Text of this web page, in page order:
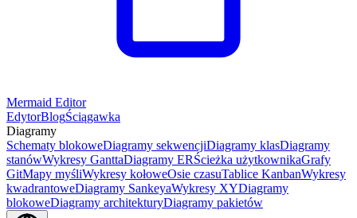
Mermaid Editor
EdytorBlogŚciągawka
Diagramy
Schematy blokoweDiagramy sekwencjiDiagramy klasDiagramy
stanówWykresy GanttaDiagramy ERŚcieżka użytkownikaGrafy
GitMapy myśliWykresy kołoweOsie czasuTablice KanbanWykresy
kwadrantoweDiagramy SankeyaWykresy XYDiagramy
blokoweDiagramy architekturyDiagramy pakietów